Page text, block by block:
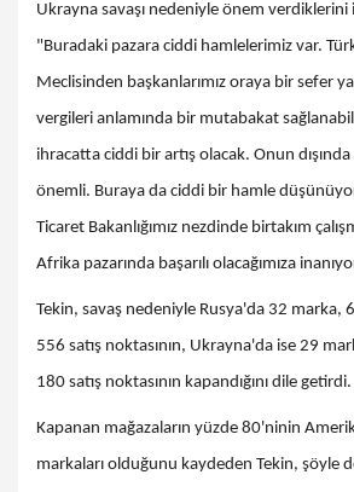
Ukrayna savaşı nedeniyle önem verdiklerini
"Buradaki pazara ciddi hamlelerimiz var.
Meclisinden başkanlarımız oraya bir sefer
vergileri anlamında bir mutabakat
ihracatta ciddi bir artış olacak. Onun
önemli. Buraya da ciddi bir hamle
Ticaret Bakanlığımız nezdinde birtakım
Afrika pazarında başarılı olacağımıza
Tekin, savaş nedeniyle Rusya'da 32 marka,
556 satış noktasının, Ukrayna'da ise 29
180 satış noktasının kapandığını dile getirdi.
Kapanan mağazaların yüzde 80'ninin
markaları olduğunu kaydeden Tekin, şöyle